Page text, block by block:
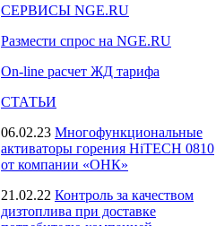
СЕРВИСЫ NGE.RU
Размести спрос на NGE.RU
On-line расчет ЖД тарифа
СТАТЬИ
06.02.23 Многофункциональные
активаторы горения HiTECH 0810
от компании «ОНК»
21.02.22 Контроль за качеством
дизтоплива при доставке